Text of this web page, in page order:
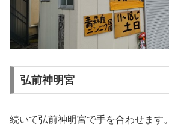
弘前神明宮
続いて弘前神明宮で手を合わせます。